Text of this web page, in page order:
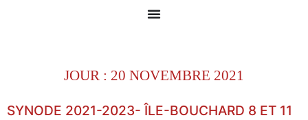
JOUR : 20 NOVEMBRE 2021
SYNODE 2021-2023- ÎLE-BOUCHARD 8 ET 11